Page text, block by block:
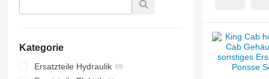
Kategorie
Ersatzteile Hydraulik